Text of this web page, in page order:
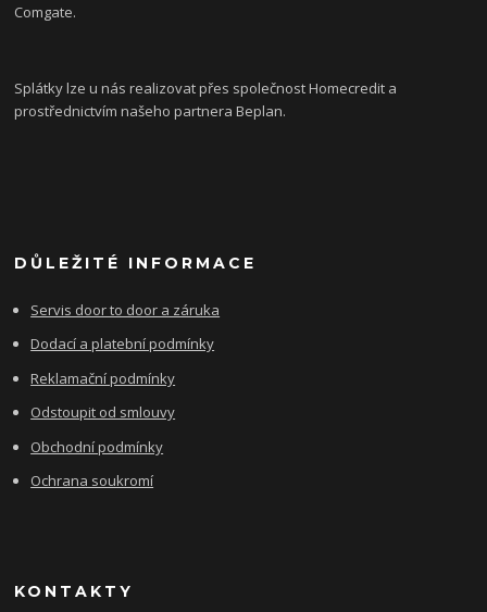
Comgate.
Splátky lze u nás realizovat přes společnost Homecredit a
prostřednictvím našeho partnera Beplan.
DŮLEŽITÉ INFORMACE
Servis door to door a záruka
Dodací a platební podmínky
Reklamační podmínky
Odstoupit od smlouvy
Obchodní podmínky
Ochrana soukromí
KONTAKTY